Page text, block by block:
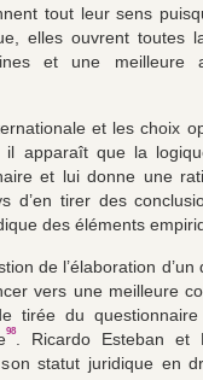
tout leur sens
elles ouvrent toutes
et une meilleure
et les choix
il apparaît que la
et lui donne une
d’en tirer des
des éléments
de l’élaboration d’un
vers une meilleure
tirée du
98. Ricardo Esteban et
statut juridique en